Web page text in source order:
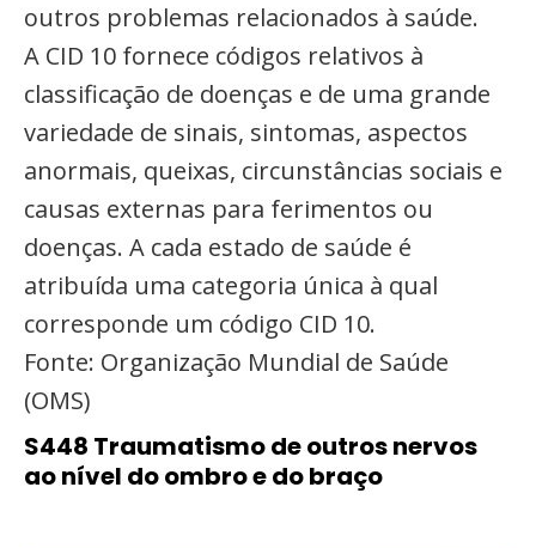
outros problemas relacionados à saúde.
A CID 10 fornece códigos relativos à
classificação de doenças e de uma grande
variedade de sinais, sintomas, aspectos
anormais, queixas, circunstâncias sociais e
causas externas para ferimentos ou
doenças. A cada estado de saúde é
atribuída uma categoria única à qual
corresponde um código CID 10.
Fonte: Organização Mundial de Saúde
(OMS)
S448 Traumatismo de outros nervos
ao nível do ombro e do braço